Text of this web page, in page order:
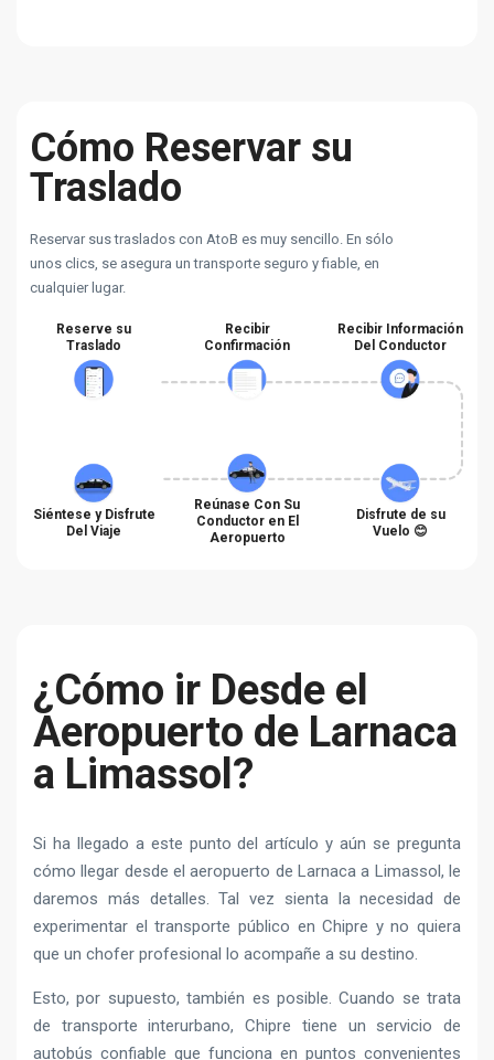
Cómo Reservar su
Traslado
Reservar sus traslados con AtoB es muy sencillo. En sólo
unos clics, se asegura un transporte seguro y fiable, en
cualquier lugar.
Reserve su
Traslado
Recibir
Confirmación
Recibir Información
Del Conductor
Siéntese y Disfrute
Del Viaje
Reúnase Con Su
Conductor en El
Aeropuerto
Disfrute de su
Vuelo 😊
¿Cómo ir Desde el
Aeropuerto de Larnaca
a Limassol?
Si ha llegado a este punto del artículo y aún se pregunta
cómo llegar desde el aeropuerto de Larnaca a Limassol, le
daremos más detalles. Tal vez sienta la necesidad de
experimentar el transporte público en Chipre y no quiera
que un chofer profesional lo acompañe a su destino.
Esto, por supuesto, también es posible. Cuando se trata
de transporte interurbano, Chipre tiene un servicio de
autobús confiable que funciona en puntos convenientes